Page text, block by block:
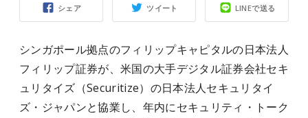
シェア ツイート LINEで送る
シンガポール拠点のフィリップキャピタルの日本法人
フィリップ証券が、米国の大手デジタル証券会社セキ
ュリタイズ（Securitize）の日本法人セキュリタイ
ズ・ジャパンと協業し、年内にセキュリティ・トーク